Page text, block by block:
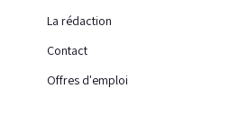
La rédaction
Contact
Offres d'emploi